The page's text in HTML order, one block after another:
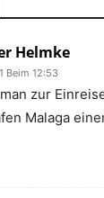
Helmke
Beim 12:53
zur
Malaga